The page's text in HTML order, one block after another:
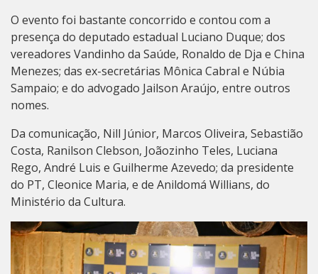
O evento foi bastante concorrido e contou com a
presença do deputado estadual Luciano Duque; dos
vereadores Vandinho da Saúde, Ronaldo de Dja e China
Menezes; das ex-secretárias Mônica Cabral e Núbia
Sampaio; e do advogado Jailson Araújo, entre outros
nomes.
Da comunicação, Nill Júnior, Marcos Oliveira, Sebastião
Costa, Ranilson Clebson, Joãozinho Teles, Luciana
Rego, André Luis e Guilherme Azevedo; da presidente
do PT, Cleonice Maria, e de Anildomá Willians, do
Ministério da Cultura.